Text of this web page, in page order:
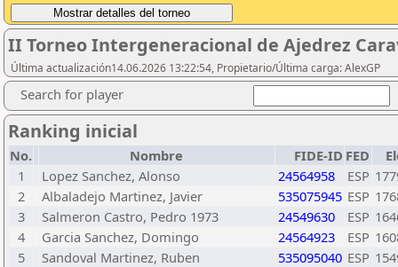
II Torneo Intergeneracional de Ajedrez
Última actualización14.06.2026 13:22:54, Propietario/Última carga: AlexGP
Search for player
Ranking inicial
No. Nombre FIDE-ID FED
1
Lopez Sanchez, Alonso 24564958 ESP
2
Albaladejo Martinez, Javier 535075945 ESP
3
Salmeron Castro, Pedro 1973 24549630 ESP
4
Garcia Sanchez, Domingo 24564923 ESP
5
Sandoval Martinez, Ruben 535095040 ESP